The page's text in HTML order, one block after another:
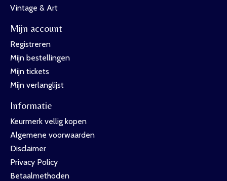
Vintage & Art
Mijn account
Registreren
Mijn bestellingen
Mijn tickets
Mijn verlanglijst
Informatie
Keurmerk vellig kopen
Algemene voorwaarden
Disclaimer
Privacy Policy
Betaalmethoden